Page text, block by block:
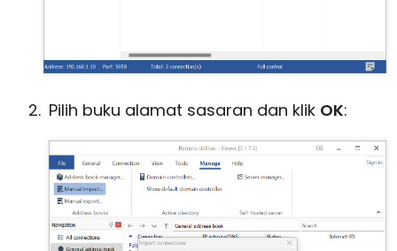
Pilih buku alamat sasaran dan klik OK: